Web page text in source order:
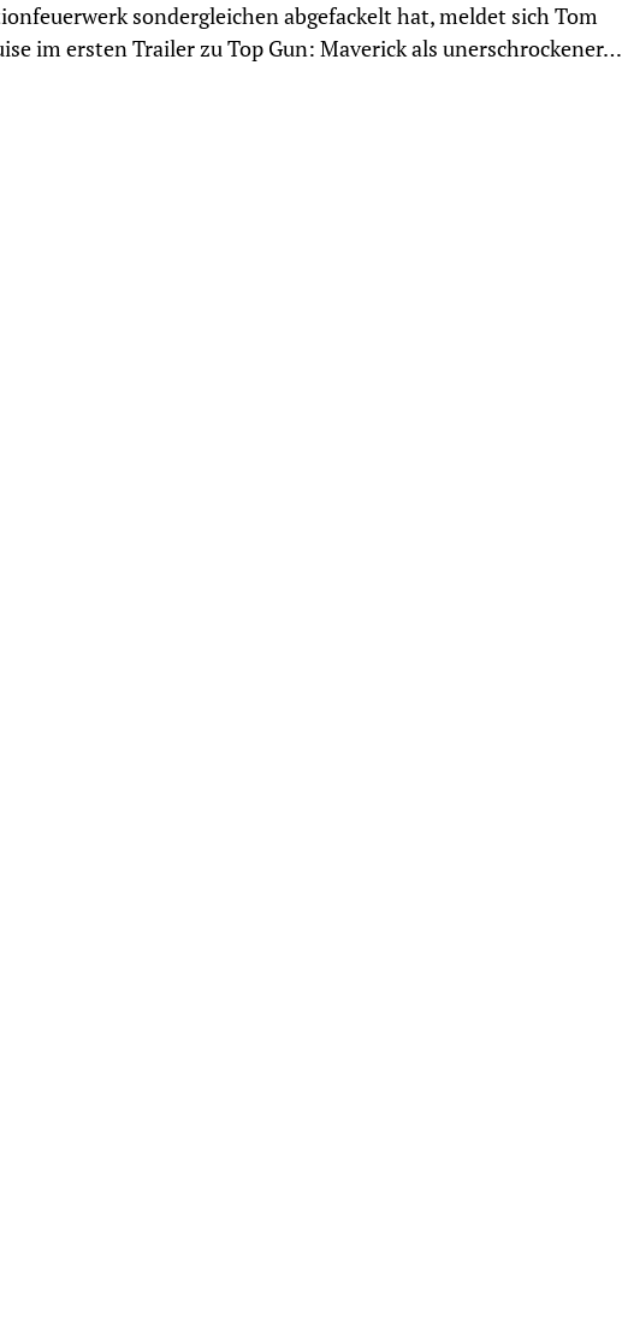
sondergleichen abgefackelt hat, meldet sich Tom
im ersten Trailer zu Top Gun: Maverick als unerschrockener…